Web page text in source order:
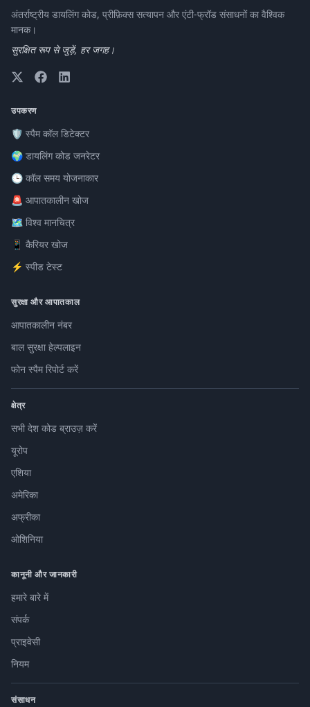
अंतर्राष्ट्रीय डायलिंग कोड, प्रीफ़िक्स सत्यापन और एंटी-फ्रॉड संसाधनों का वैश्विक
मानक।
सुरक्षित रूप से जुड़ें, हर जगह।
उपकरण
🛡️ स्पैम कॉल डिटेक्टर
🌍 डायलिंग कोड जनरेटर
🕒 कॉल समय योजनाकार
🚨 आपातकालीन खोज
🗺️ विश्व मानचित्र
📱 कैरियर खोज
⚡ स्पीड टेस्ट
सुरक्षा और आपातकाल
आपातकालीन नंबर
बाल सुरक्षा हेल्पलाइन
फोन स्पैम रिपोर्ट करें
क्षेत्र
सभी देश कोड ब्राउज़ करें
यूरोप
एशिया
अमेरिका
अफ्रीका
ओशिनिया
कानूनी और जानकारी
हमारे बारे में
संपर्क
प्राइवेसी
नियम
संसाधन